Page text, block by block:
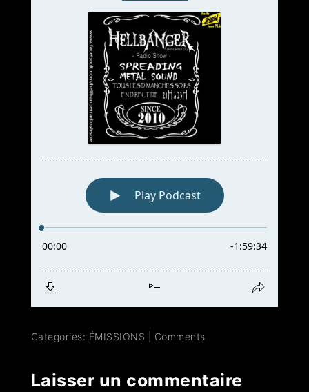
Categories: ÉMISSIONS Comments
Laisser un commentaire